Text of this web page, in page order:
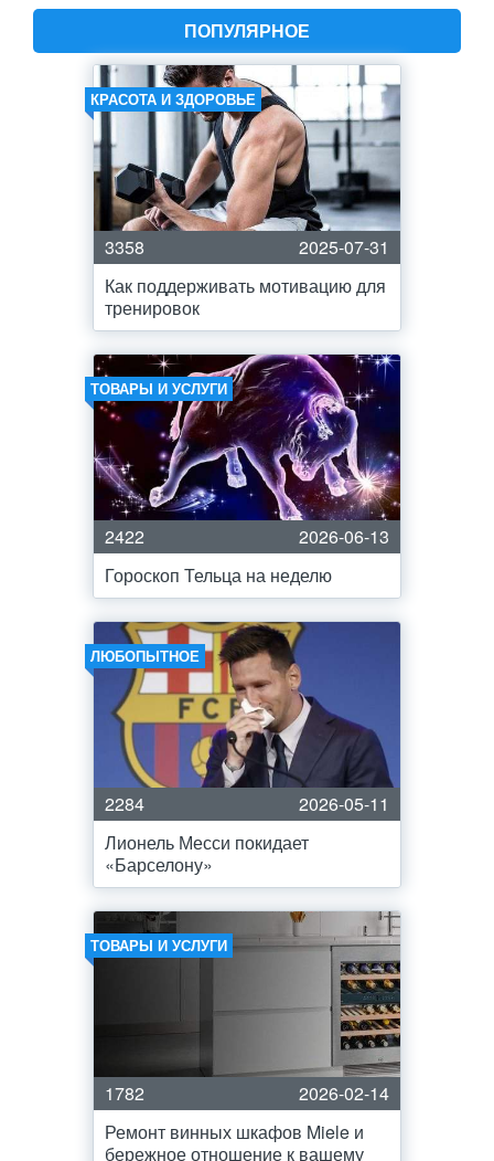
ПОПУЛЯРНОЕ
КРАСОТА И ЗДОРОВЬЕ
3358
2025-07-31
Как поддерживать мотивацию для
тренировок
ТОВАРЫ И УСЛУГИ
2422
2026-06-13
Гороскоп Тельца на неделю
ЛЮБОПЫТНОЕ
2284
2026-05-11
Лионель Месси покидает
«Барселону»
ТОВАРЫ И УСЛУГИ
1782
2026-02-14
Ремонт винных шкафов Miele и
бережное отношение к вашему